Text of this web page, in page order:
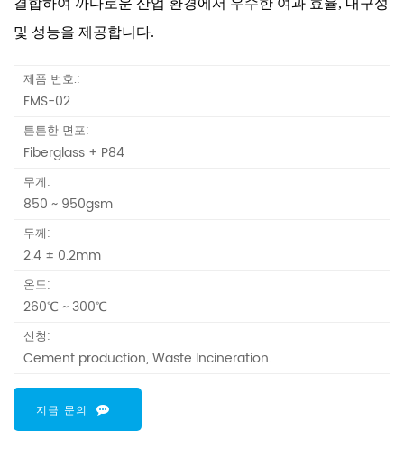
결합하여 까다로운 산업 환경에서 우수한 여과 효율, 내구성
및 성능을 제공합니다.
제품 번호.:
FMS-02
튼튼한 면포:
Fiberglass + P84
무게:
850 ~ 950gsm
두께:
2.4 ± 0.2mm
온도:
260℃ ~ 300℃
신청:
Cement production, Waste Incineration.
지금 문의